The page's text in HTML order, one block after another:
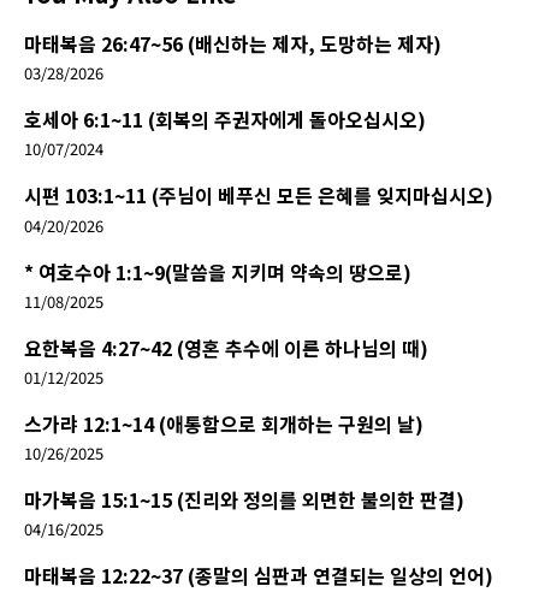
마태복음 26:47~56 (배신하는 제자, 도망하는 제자)
03/28/2026
호세아 6:1~11 (회복의 주권자에게 돌아오십시오)
10/07/2024
시편 103:1~11 (주님이 베푸신 모든 은혜를 잊지마십시오)
04/20/2026
* 여호수아 1:1~9(말씀을 지키며 약속의 땅으로)
11/08/2025
요한복음 4:27~42 (영혼 추수에 이른 하나님의 때)
01/12/2025
스가랴 12:1~14 (애통함으로 회개하는 구원의 날)
10/26/2025
마가복음 15:1~15 (진리와 정의를 외면한 불의한 판결)
04/16/2025
마태복음 12:22~37 (종말의 심판과 연결되는 일상의 언어)